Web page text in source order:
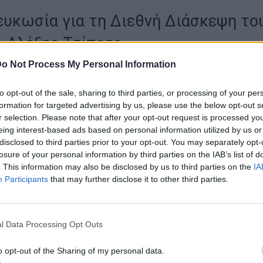
Not Process My Personal Information
opt-out of the sale, sharing to third parties, or processing of your
for targeted advertising by us, please use the below opt-out
selection. Please note that after your opt-out request is processed
interest-based ads based on personal information utilized by us
to third parties prior to your opt-out. You may separately
of your personal information by third parties on the IAB’s list of
This information may also be disclosed by us to third parties on the
Participants that may further disclose it to other third parties.
Data Processing Opt Outs
opt-out of the Sharing of my personal data.
για τη Διεθνή Διάσκεψη
Αλέξης Τσίπρας
του ΙΝΑΤ. Η διεθνής διάσκεψη του ΙΝΑΤ έχει καθιερωθεί ως μια
αλληλεπίδρασης προσωπικοτήτων από όλο τον κόσμο: Από την
Μέση Ανατολή μέχρι τη Βραζιλία και από την Κίνα και την Κούβα
αποτελεί και μια συνάντηση του ευρύτερου φάσματος των
δυνάμεων από την ευρωπαϊκή σοσιαλδημοκρατία μέχρι τη
αριστερά και από τα προοδευτικά και φιλειρηνικά κινήματα
μέχρι τους δημοκράτες σοσιαλιστές των ΗΠΑ.
τον Πειραιά, όπου θα πραγματοποιήσει συγκέντρωση και ομιλία.